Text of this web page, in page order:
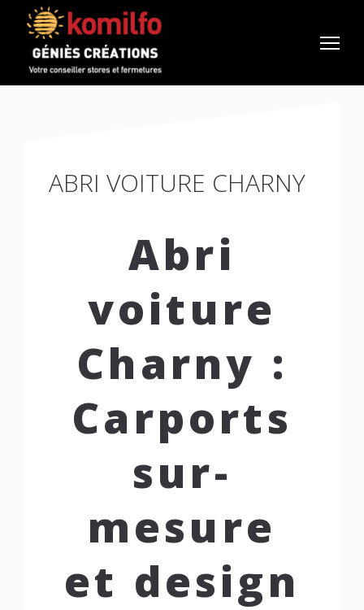
ABRI VOITURE CHARNY
Abri
voiture
Charny :
Carports
sur-
mesure
et design